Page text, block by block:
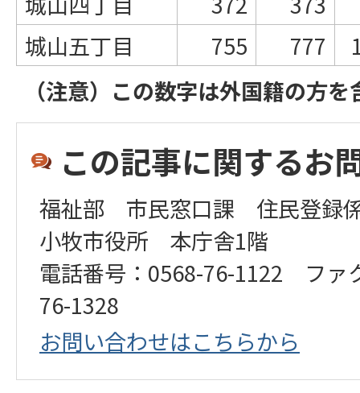
城山五丁目
755 777
（注意）この数字は外国籍の方
この記事に関するお
福祉部 市民窓口課 住民登録
小牧市役所 本庁舎1階
電話番号：0568-76-1122 ファ
76-1328
お問い合わせはこちらから